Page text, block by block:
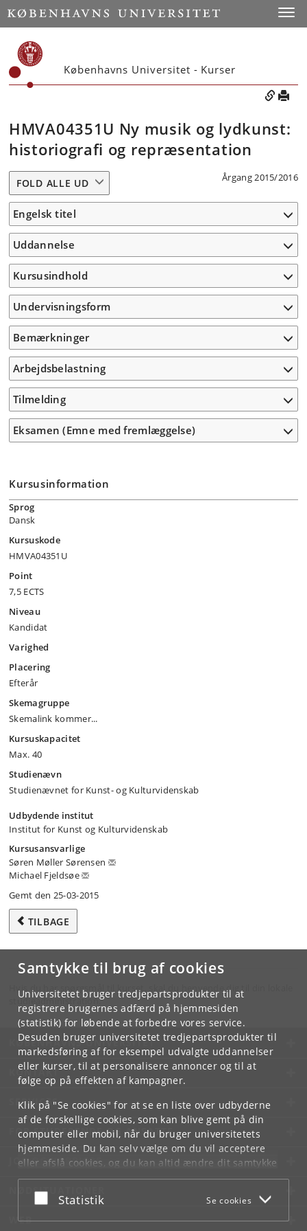
Samtykke til brug af cookies
Universitetet bruger tredjepartsprodukter til at
registrere brugernes adfærd på hjemmesiden
(statistik) for løbende at forbedre vores service.
Desuden bruger universitetet tredjepartsprodukter til
markedsføring af for eksempel udvalgte uddannelser
eller kurser, til at personalisere annoncer og til at
følge op på effekten af kampagner.
Klik på "Se cookies" for at se en liste over udbyderne
af de forskellige cookies, som kan blive gemt på din
computer eller mobil, når du bruger universitetets
hjemmeside. Du kan selv vælge om du vil acceptere
eller afslå cookies, og du kan altid ændre dit samtykke
underCookie- og privatlivspolitiksom du finder i
bunden af hver side.
Acceptér eller afslå
Statistik Se cookies
Københavns Universitet - Kurser
HMVA04351U Ny musik og lydkunst:
historiografi og repræsentation
Årgang 2015/2016
FOLD ALLE UD
Engelsk titel
Uddannelse
Kursusindhold
Undervisningsform
Bemærkninger
Arbejdsbelastning
Tilmelding
Eksamen (Emne med fremlæggelse)
Kursusinformation
Sprog
Dansk
Kursuskode
HMVA04351U
Point
7,5 ECTS
Niveau
Kandidat
Varighed
Placering
Efterår
Skemagruppe
Skemalink kommer...
Kursuskapacitet
Max. 40
Studienævn
Studienævnet for Kunst- og Kulturvidenskab
Udbydende institut
Institut for Kunst og Kulturvidenskab
Kursusansvarlige
Søren Møller Sørensen
Michael Fjeldsøe
Gemt den 25-03-2015
TILBAGE
Hvis du har spørgsmål til kurset, skal du henvende dig til din lokale
studieadministration.
KØBENHAVNS UNIVERSITET
KONTAKT
SERVICES
FOR STUDERENDE OG ANSATTE
JOB OG KARRIERE
NØDSITUATIONER
WEB